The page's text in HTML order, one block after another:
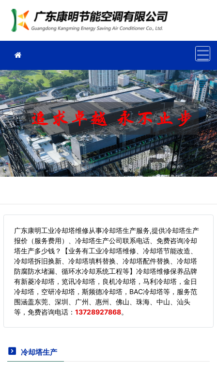
广东康明工业冷却塔维修从事冷却塔生产服务,提供冷却塔生产
报价（服务费用）、冷却塔生产公司联系电话、免费咨询冷却
塔生产多少钱？【业务有工业冷却塔维修、冷却塔节能改造、
冷却塔拆旧换新、冷却塔填料替换、冷却塔配件替换、冷却塔
防腐防水堵漏、循环水冷却系统工程等】冷却塔维修保养品牌
有新菱冷却塔，览讯冷却塔，良机冷却塔，马利冷却塔，金日
冷却塔，空研冷却塔，斯频德冷却塔，BAC冷却塔等，服务范
围涵盖东莞、深圳、广州、惠州、佛山、珠海、中山、汕头
等， 免费咨询电话： 13728927868。
冷却塔生产